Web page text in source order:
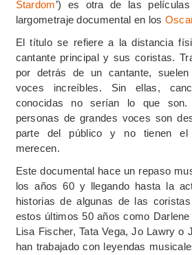
Stardom’) es otra de las
largometraje documental en los
El título se refiere a la distancia
cantante principal y sus coristas.
por detrás de un cantante,
voces increíbles. Sin ellas,
conocidas no serían lo que son.
personas de grandes voces son
parte del público y no tienen el
merecen.
Este documental hace un repaso
los años 60 y llegando hasta la
historias de algunas de las
estos últimos 50 años como
Lisa Fischer, Tata Vega, Jo Lawry o
han trabajado con leyendas